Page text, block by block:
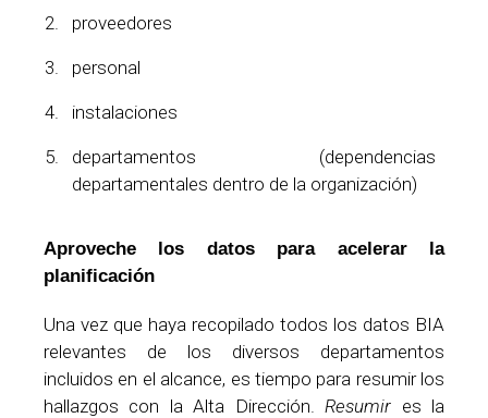
proveedores
personal
instalaciones
departamentos (dependencias
departamentales dentro de la organización)
Aproveche los datos para acelerar la
planificación
Una vez que haya recopilado todos los datos BIA
relevantes de los diversos departamentos
incluidos en el alcance, es tiempo para resumir los
hallazgos con la Alta Dirección.Resumir es la